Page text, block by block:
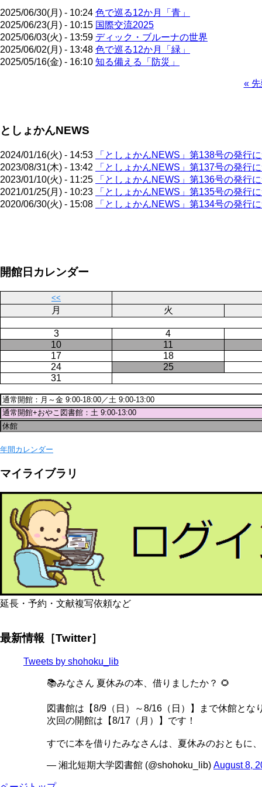
2025/06/30(月) - 10:24 色で巡る12か月「青」
2025/06/23(月) - 10:15 国際交流2025
2025/06/03(火) - 13:59 ディック・ブルーナの世界
2025/06/02(月) - 13:48 色で巡る12か月「緑」
2025/05/16(金) - 16:10 知る備える「防災」
送
先
«
としょかんNEWS
2024/01/16(火) - 14:53
「としょかんNEWS」第138号の発行
2023/08/31(木) - 13:42
「としょかんNEWS」第137号の発行
2023/01/10(火) - 11:25
「としょかんNEWS」第136号の発行
2021/01/25(月) - 10:23
「としょかんNEWS」第135号の発行
2020/06/30(火) - 15:08
「としょかんNEWS」第134号の発行
送
開館日カレンダー
<<
月 火
3
4
10
11
17
18
24
25
31
年間カレンダー
マイライブラリ
延長・予約・文献複写依頼など
最新情報［Twitter］
Tweets by shohoku_lib
📚みなさん 夏休みの本、借りましたか？ 🌻
図書館は【8/9（日）～8/16（日）】まで休館とな
次回の開館は【8/17（月）】です！
すでに本を借りたみなさんは、夏休みのおともに
— 湘北短期大学図書館 (@shohoku_lib) August 8,